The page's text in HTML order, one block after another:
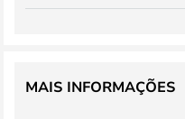
MAIS INFORMAÇÕES